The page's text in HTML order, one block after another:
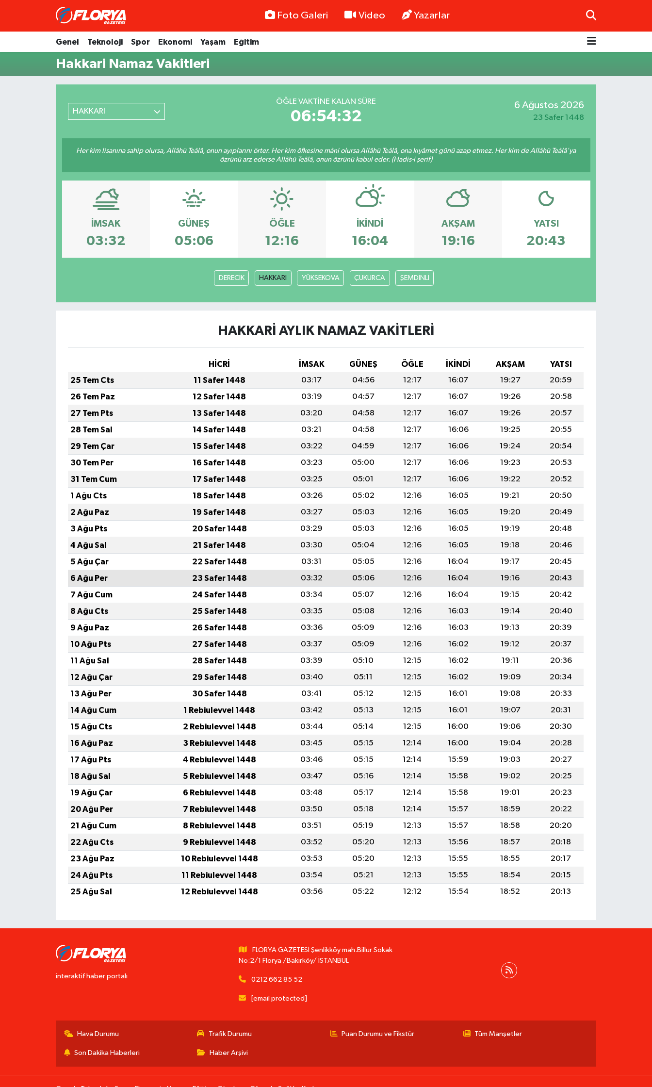
Foto Galeri Video Yazarlar
Genel Teknoloji Spor Ekonomi Yaşam Eğitim
Hakkari Namaz Vakitleri
HAKKARİ
ÖĞLE VAKTINE KALAN SÜRE
06:54:32
6 Ağustos 2026
23 Safer 1448
Her kim lisanına sahip olursa, Allâhü Teâlâ, onun ayıplarını örter. Her kim öfkesine mâni olursa Allâhü Teâlâ, ona kıyâmet günü azap etmez. Her kim de Allâhü Teâlâ'ya
özrünü arz ederse Allâhü Teâlâ, onun özrünü kabul eder. (Hadis-i şerif)
İMSAK
03:32
GÜNEŞ
05:06
ÖĞLE
12:16
İKINDI
16:04
AKŞAM
19:16
YATSI
20:43
DERECİK HAKKARİ YÜKSEKOVA ÇUKURCA ŞEMDİNLİ
HAKKARİ AYLIK NAMAZ VAKITLERI
HİCRİ İMSAK GÜNEŞ ÖĞLE İKINDI AKŞAM
YATSI
25 Tem Cts
11 Safer 1448 03:17 04:56 12:17 16:07 19:27
20:59
26 Tem Paz
12 Safer 1448 03:19 04:57 12:17 16:07 19:26
20:58
27 Tem Pts
13 Safer 1448 03:20 04:58 12:17 16:07 19:26
20:57
28 Tem Sal
14 Safer 1448 03:21 04:58 12:17 16:06 19:25
20:55
29 Tem Çar
15 Safer 1448 03:22 04:59 12:17 16:06 19:24
20:54
30 Tem Per
16 Safer 1448 03:23 05:00 12:17 16:06 19:23
20:53
31 Tem Cum
17 Safer 1448 03:25 05:01 12:17 16:06 19:22
20:52
1 Ağu Cts
18 Safer 1448 03:26 05:02 12:16 16:05 19:21
20:50
2 Ağu Paz
19 Safer 1448 03:27 05:03 12:16 16:05 19:20
20:49
3 Ağu Pts
20 Safer 1448 03:29 05:03 12:16 16:05 19:19
20:48
4 Ağu Sal
21 Safer 1448 03:30 05:04 12:16 16:05 19:18
20:46
5 Ağu Çar
22 Safer 1448 03:31 05:05 12:16 16:04 19:17
20:45
6 Ağu Per
23 Safer 1448 03:32 05:06 12:16 16:04 19:16
20:43
7 Ağu Cum
24 Safer 1448 03:34 05:07 12:16 16:04 19:15
20:42
8 Ağu Cts
25 Safer 1448 03:35 05:08 12:16 16:03 19:14
20:40
9 Ağu Paz
26 Safer 1448 03:36 05:09 12:16 16:03 19:13
20:39
10 Ağu Pts
27 Safer 1448 03:37 05:09 12:16 16:02 19:12
20:37
11 Ağu Sal
28 Safer 1448 03:39 05:10 12:15 16:02 19:11
20:36
12 Ağu Çar
29 Safer 1448 03:40 05:11 12:15 16:02 19:09
20:34
13 Ağu Per
30 Safer 1448 03:41 05:12 12:15 16:01 19:08
20:33
14 Ağu Cum
1 Rebiulevvel 1448 03:42 05:13 12:15 16:01 19:07
20:31
15 Ağu Cts
2 Rebiulevvel 1448 03:44 05:14 12:15 16:00 19:06
20:30
16 Ağu Paz
3 Rebiulevvel 1448 03:45 05:15 12:14 16:00 19:04
20:28
17 Ağu Pts
4 Rebiulevvel 1448 03:46 05:15 12:14 15:59 19:03
20:27
18 Ağu Sal
5 Rebiulevvel 1448 03:47 05:16 12:14 15:58 19:02
20:25
19 Ağu Çar
6 Rebiulevvel 1448 03:48 05:17 12:14 15:58 19:01
20:23
20 Ağu Per
7 Rebiulevvel 1448 03:50 05:18 12:14 15:57 18:59
20:22
21 Ağu Cum
8 Rebiulevvel 1448 03:51 05:19 12:13 15:57 18:58
20:20
22 Ağu Cts
9 Rebiulevvel 1448 03:52 05:20 12:13 15:56 18:57
20:18
23 Ağu Paz
10 Rebiulevvel 1448 03:53 05:20 12:13 15:55 18:55
20:17
24 Ağu Pts
11 Rebiulevvel 1448 03:54 05:21 12:13 15:55 18:54
20:15
25 Ağu Sal
12 Rebiulevvel 1448 03:56 05:22 12:12 15:54 18:52 20:13
interaktif haber portalı
FLORYA GAZETESİ Şenlikköy mah.Billur Sokak
No:2/1 Florya /Bakırköy/ İSTANBUL
0212 662 85 52
[email protected]
Hava Durumu Trafik Durumu Puan Durumu ve Fikstür Tüm Manşetler
Son Dakika Haberleri Haber Arşivi
Trafik Durumu
Süper Lig Puan Durumu ve Fikstür
Tüm Manşetler